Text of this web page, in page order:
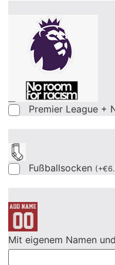
Premier League +
Fußballsocken (+€
Mit eigenem Namen